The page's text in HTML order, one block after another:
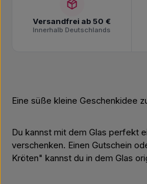
Versandfrei ab 50 €
Innerhalb Deutschlands
Eine süße kleine Geschenkidee
Du kannst mit dem Glas perfekt
verschenken. Einen Gutschein
Kröten" kannst du in dem Glas